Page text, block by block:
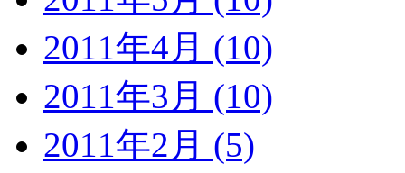
2011年4月 (10)
2011年3月 (10)
2011年2月 (5)